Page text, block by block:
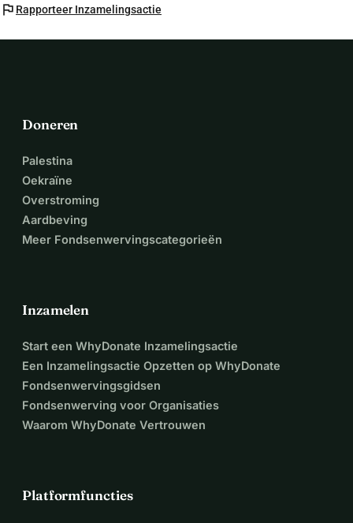
flag Rapporteer Inzamelingsactie
Doneren
Palestina
Oekraïne
Overstroming
Aardbeving
Meer Fondsenwervingscategorieën
Inzamelen
Start een WhyDonate Inzamelingsactie
Een Inzamelingsactie Opzetten op WhyDonate
Fondsenwervingsgidsen
Fondsenwerving voor Organisaties
Waarom WhyDonate Vertrouwen
Platformfuncties